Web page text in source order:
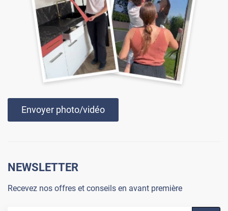
Envoyer photo/vidéo
NEWSLETTER
Recevez nos offres et conseils en avant première